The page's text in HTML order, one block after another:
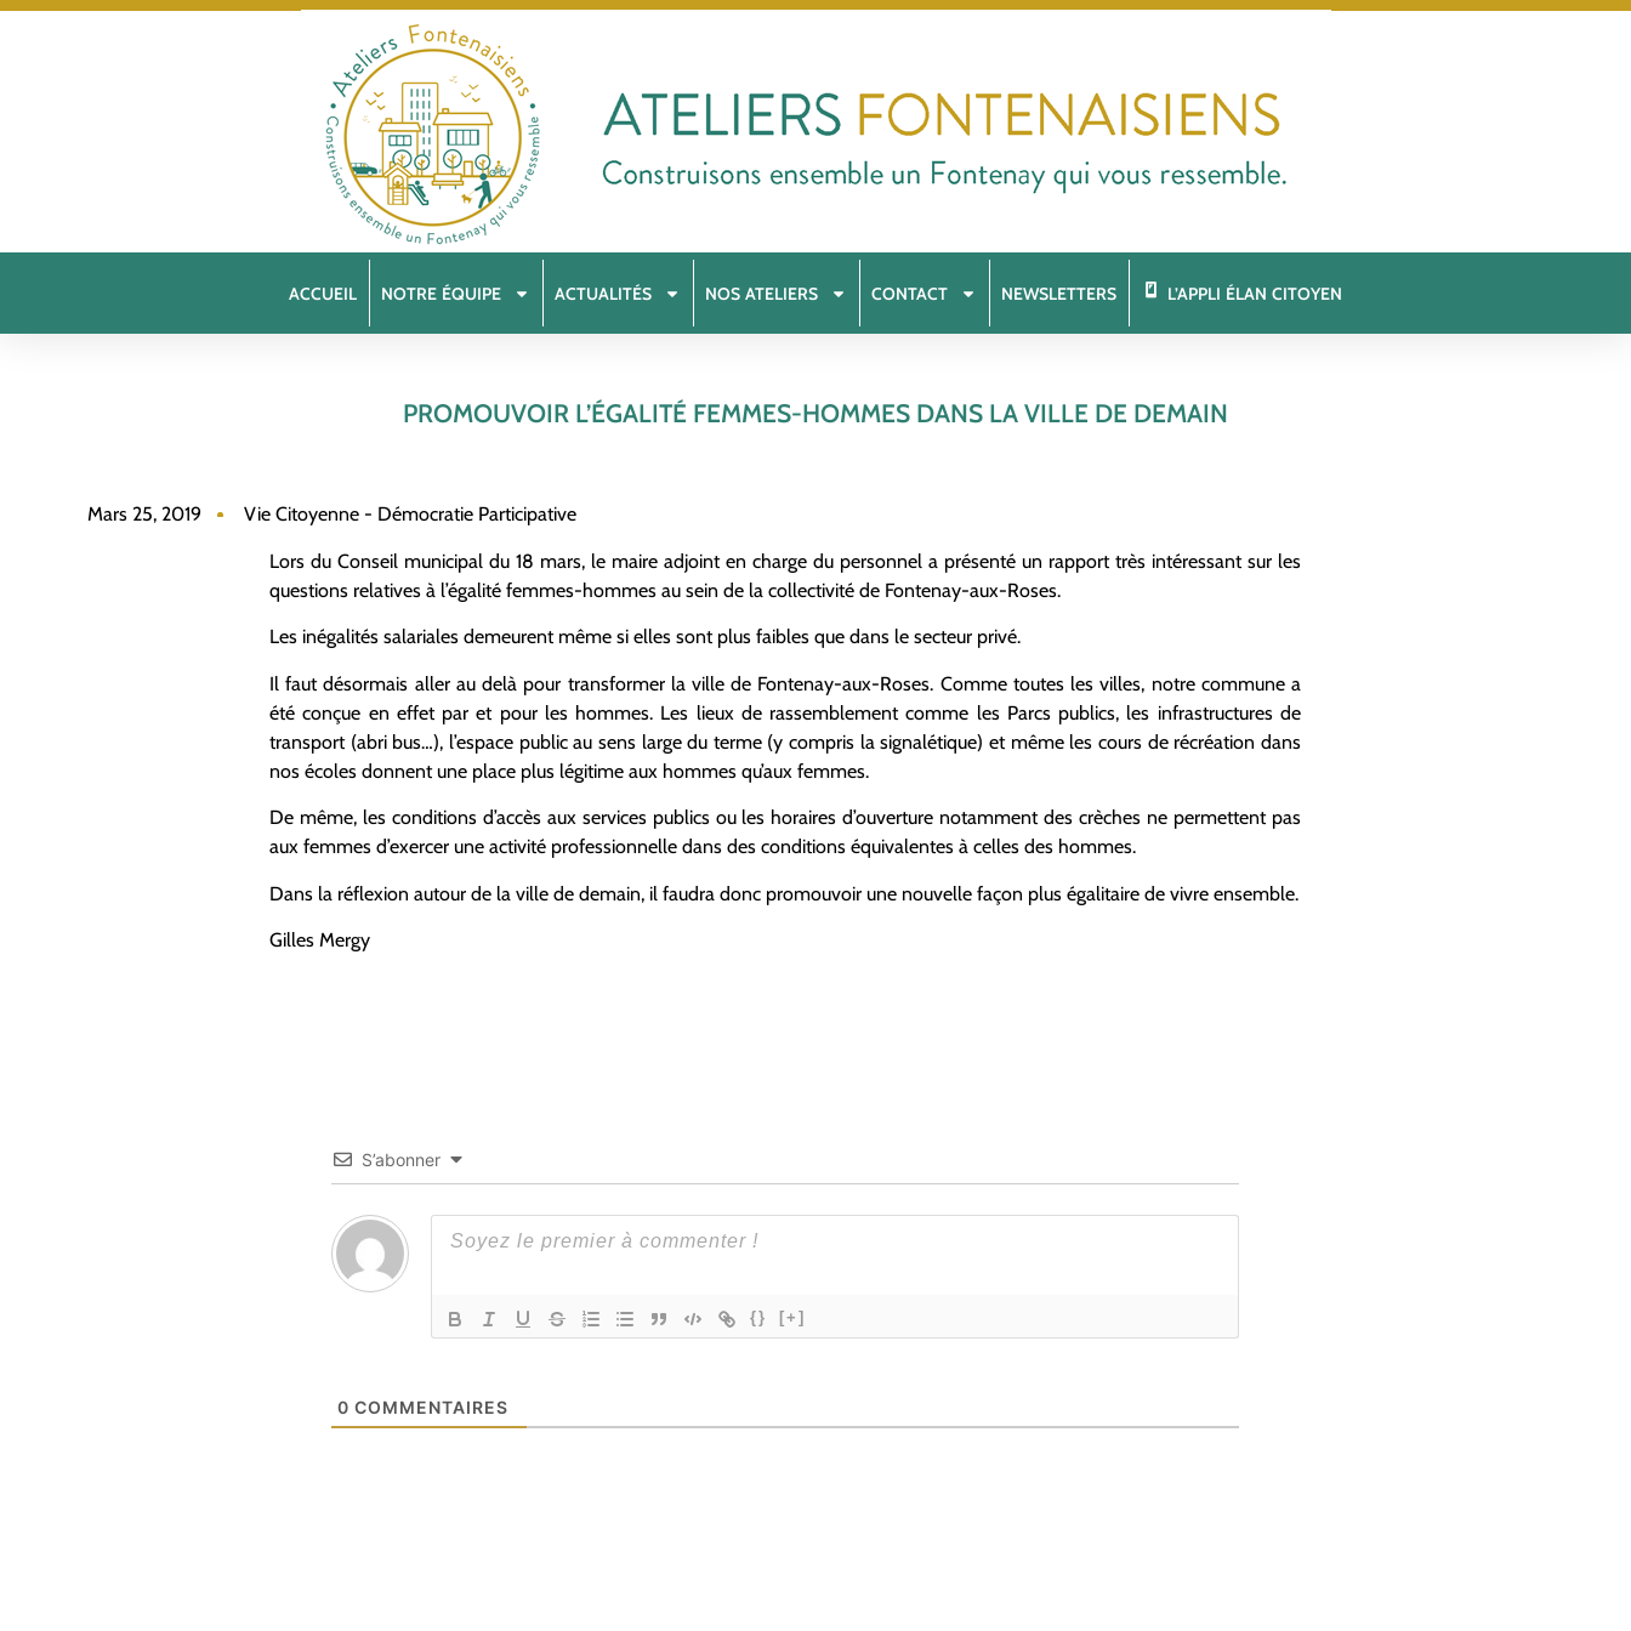
ACCUEIL NOTRE ÉQUIPE ACTUALITÉS NOS ATELIERS CONTACT NEWSLETTERS L’APPLI ÉLAN CITOYEN
PROMOUVOIR L’ÉGALITÉ FEMMES-HOMMES DANS LA VILLE DE DEMAIN
Mars 25, 2019 Vie Citoyenne - Démocratie Participative
Lors du Conseil municipal du 18 mars, le maire adjoint en charge du personnel a présenté un rapport très intéressant sur les
questions relatives à l’égalité femmes-hommes au sein de la collectivité de Fontenay-aux-Roses.
Les inégalités salariales demeurent même si elles sont plus faibles que dans le secteur privé.
Il faut désormais aller au delà pour transformer la ville de Fontenay-aux-Roses. Comme toutes les villes, notre commune a
été conçue en effet par et pour les hommes. Les lieux de rassemblement comme les Parcs publics, les infrastructures de
transport (abri bus…), l’espace public au sens large du terme (y compris la signalétique) et même les cours de récréation dans
nos écoles donnent une place plus légitime aux hommes qu’aux femmes.
De même, les conditions d’accès aux services publics ou les horaires d’ouverture notamment des crèches ne permettent pas
aux femmes d’exercer une activité professionnelle dans des conditions équivalentes à celles des hommes.
Dans la réflexion autour de la ville de demain, il faudra donc promouvoir une nouvelle façon plus égalitaire de vivre ensemble.
Gilles Mergy
S’abonner
{} [+]
0 COMMENTAIRES